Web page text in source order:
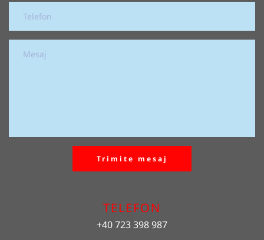
Trimite mesaj
TELEFON
+40 723 398 987